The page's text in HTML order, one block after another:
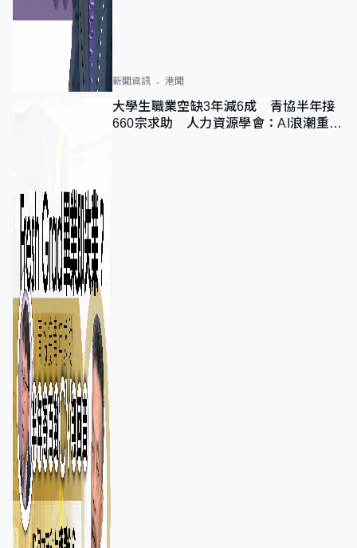
新聞資訊 港聞
大學生職業空缺3年減6成 青協半年接
660宗求助 人力資源學會：AI浪潮重整